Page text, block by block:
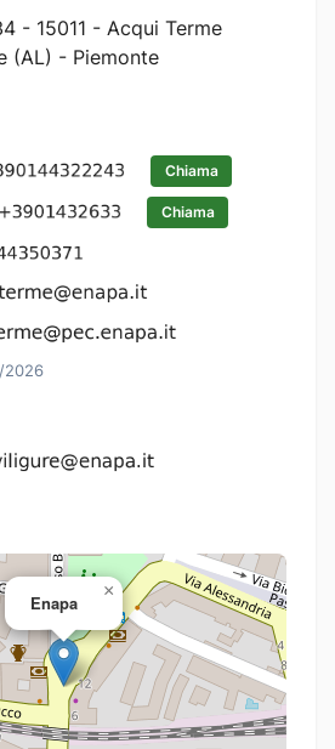
- 15011 - Acqui Terme
(AL) - Piemonte
Chiama
Chiama
2026
Enapa
×